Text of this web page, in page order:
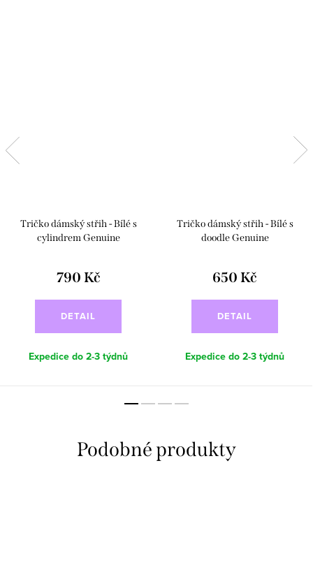
Tričko dámský střih - Bílé s
cylindrem Genuine
790 Kč
DETAIL
Expedice do 2-3 týdnů
Tričko dámský střih - Bílé s
doodle Genuine
650 Kč
DETAIL
Expedice do 2-3 týdnů